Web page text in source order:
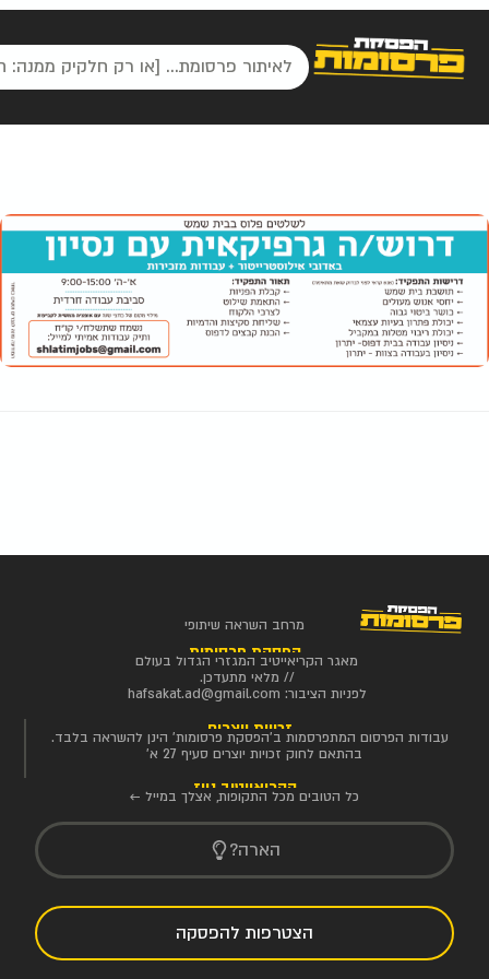
מרחב השראה שיתופי
הפסקת פרסומות
מאגר הקריאייטיב המגזרי הגדול בעולם
// מלאי מתעדכן.
לפניות הציבור: hafsakat.ad@gmail.com
זכויות יוצרים
עבודות הפרסום המתפרסמות ב'הפסקת פרסומות' הינן להשראה בלבד.
בהתאם לחוק זכויות יוצרים סעיף 27 א'
הקריאייטיב ניוז
כל הטובים מכל התקופות, אצלך במייל ←
הארה?
הצטרפות להפסקה